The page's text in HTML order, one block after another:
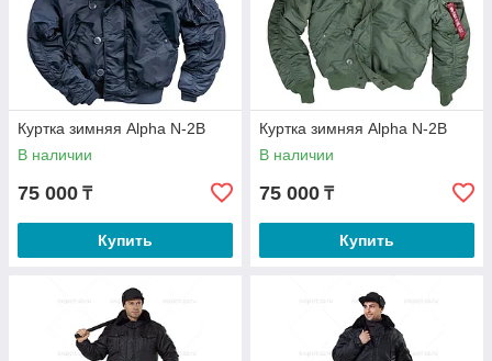
Куртка зимняя Alpha N-2B
В наличии
75 000 ₸
Купить
Куртка зимняя Alpha N-2B
В наличии
75 000 ₸
Купить